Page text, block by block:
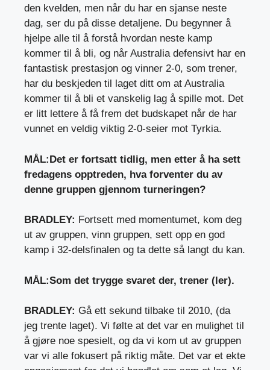
den kvelden, men når du har en sjanse neste
dag, ser du på disse detaljene. Du begynner å
hjelpe alle til å forstå hvordan neste kamp
kommer til å bli, og når Australia defensivt har en
fantastisk prestasjon og vinner 2-0, som trener,
har du beskjeden til laget ditt om at Australia
kommer til å bli et vanskelig lag å spille mot. Det
er litt lettere å få frem det budskapet når de har
vunnet en veldig viktig 2-0-seier mot Tyrkia.
MÅL:Det er fortsatt tidlig, men etter å ha sett
fredagens opptreden, hva forventer du av
denne gruppen gjennom turneringen?
BRADLEY: Fortsett med momentumet, kom deg
ut av gruppen, vinn gruppen, sett opp en god
kamp i 32-delsfinalen og ta dette så langt du kan.
MÅL:Som det trygge svaret der, trener (ler).
BRADLEY: Gå ett sekund tilbake til 2010, (da
jeg trente laget). Vi følte at det var en mulighet til
å gjøre noe spesielt, og da vi kom ut av gruppen
var vi alle fokusert på riktig måte. Det var et ekte